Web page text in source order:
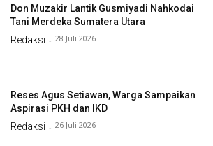
Don Muzakir Lantik Gusmiyadi Nahkodai
Tani Merdeka Sumatera Utara
Redaksi - 28 Juli 2026
Reses Agus Setiawan, Warga Sampaikan
Aspirasi PKH dan IKD
Redaksi - 26 Juli 2026